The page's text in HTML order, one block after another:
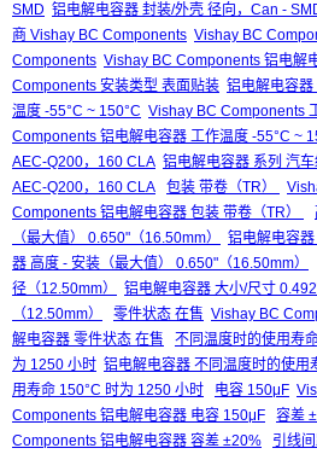
SMD 铝电解电容器 封装/外壳 径向，Can -
商 Vishay BC Components Vishay BC
Components Vishay BC Components 铝电解
Components 安装类型 表面贴装 铝电解电容
温度 -55°C ~ 150°C Vishay BC Components
Components 铝电解电容器 工作温度 -55°C ~
AEC-Q200，160 CLA 铝电解电容器 系列 汽
AEC-Q200，160 CLA
包装 带卷（TR）
Components 铝电解电容器 包装 带卷（TR）
（最大值） 0.650"（16.50mm）
铝电解电容
器 高度 - 安装（最大值） 0.650"（16.50mm）
径（12.50mm）
铝电解电容器 大小/尺寸
（12.50mm）
零件状态 在售 Vishay BC
解电容器 零件状态 在售
不同温度时的使用寿
为 1250 小时 铝电解电容器 不同温度时的使用
用寿命 150°C 时为 1250 小时
电容 150μF
Components 铝电解电容器 电容 150μF
容差
Components 铝电解电容器 容差 ±20%
引线